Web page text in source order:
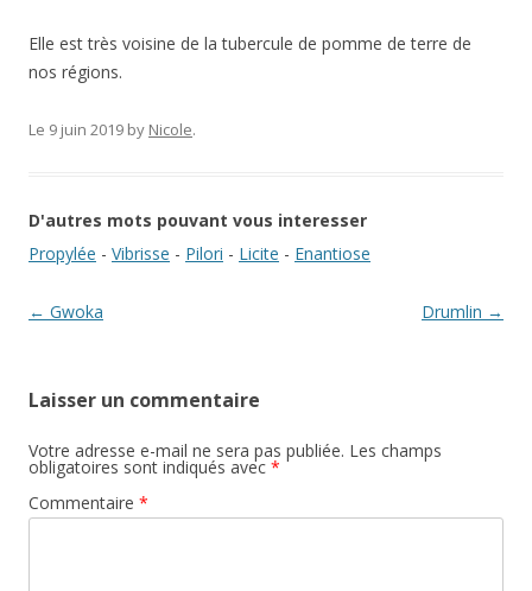
Elle est très voisine de la tubercule de pomme de terre de
nos régions.
Le 9 juin 2019 by Nicole.
D'autres mots pouvant vous interesser
Propylée - Vibrisse - Pilori - Licite - Enantiose
Navigation des articles
← Gwoka Drumlin →
Laisser un commentaire
Votre adresse e-mail ne sera pas publiée. Les champs
obligatoires sont indiqués avec *
Commentaire *